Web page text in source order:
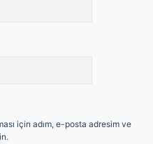
için adım, e-posta adresim ve